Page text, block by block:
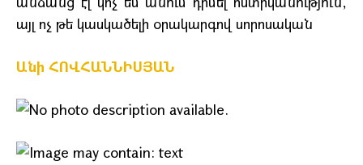
այլ ոչ թե կասկածելի օրակարգով սորոսական
Անի ՀՈՎՀԱՆՆԻՍՅԱՆ